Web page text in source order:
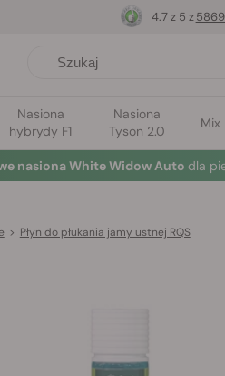
Nasiona
hybrydy F1
Nasiona
Tyson 2.0
Mix
4.7 z 5 z
nasiona White Widow Auto dla
> Płyn do płukania jamy ustnej RQS